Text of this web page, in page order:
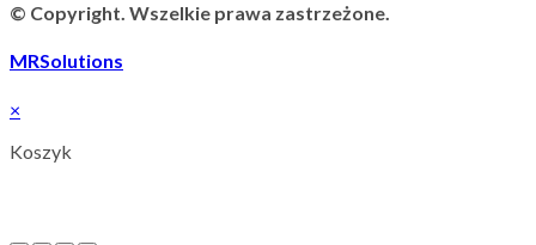
© Copyright. Wszelkie prawa zastrzeżone.
MRSolutions
×
Koszyk